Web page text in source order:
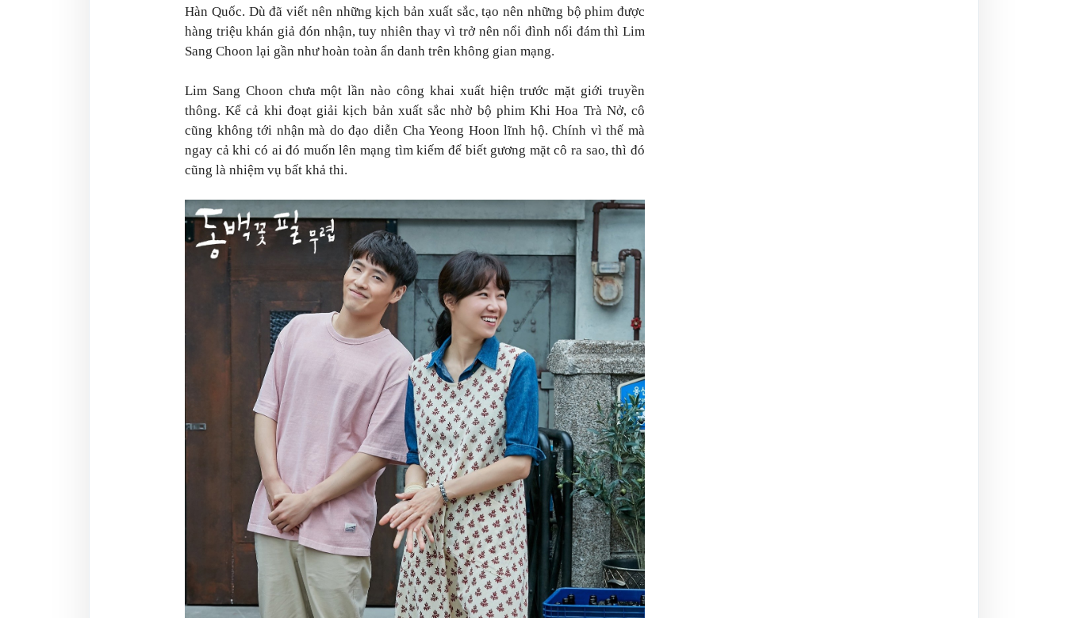
Hàn Quốc. Dù đã viết nên những kịch bản xuất sắc, tạo nên những bộ phim được
hàng triệu khán giả đón nhận, tuy nhiên thay vì trở nên nổi đình nổi đám thì Lim
Sang Choon lại gần như hoàn toàn ẩn danh trên không gian mạng.
Lim Sang Choon chưa một lần nào công khai xuất hiện trước mặt giới truyền
thông. Kể cả khi đoạt giải kịch bản xuất sắc nhờ bộ phim Khi Hoa Trà Nở, cô
cũng không tới nhận mà do đạo diễn Cha Yeong Hoon lĩnh hộ. Chính vì thế mà
ngay cả khi có ai đó muốn lên mạng tìm kiếm để biết gương mặt cô ra sao, thì đó
cũng là nhiệm vụ bất khả thi.